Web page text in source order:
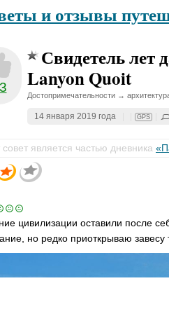
и отзывы
Свидетель лет
Lanyon Quoit
Достопримечательности →
14 января 2019 года GPS
совет является частью дневника
цивилизации оставили после
но редко приоткрываю